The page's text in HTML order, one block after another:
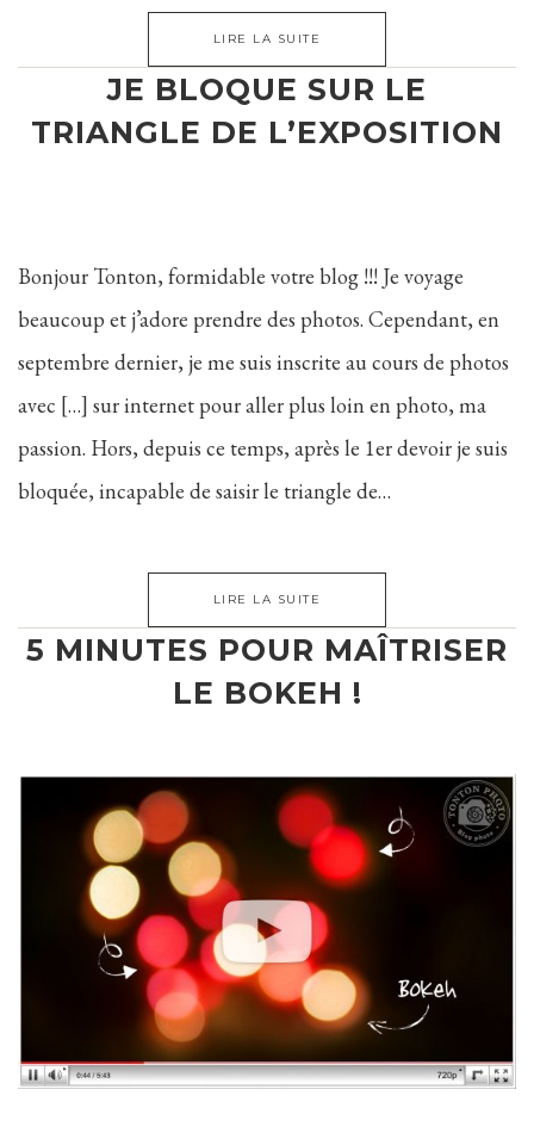
LIRE LA SUITE
JE BLOQUE SUR LE
TRIANGLE DE L’EXPOSITION
Bonjour Tonton, formidable votre blog !!! Je voyage
beaucoup et j’adore prendre des photos. Cependant, en
septembre dernier, je me suis inscrite au cours de photos
avec […] sur internet pour aller plus loin en photo, ma
passion. Hors, depuis ce temps, après le 1er devoir je suis
bloquée, incapable de saisir le triangle de…
LIRE LA SUITE
5 MINUTES POUR MAÎTRISER
LE BOKEH !